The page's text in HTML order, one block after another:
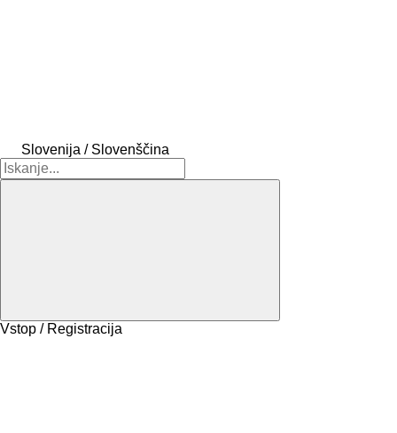
Slovenija / Slovenščina
Vstop / Registracija